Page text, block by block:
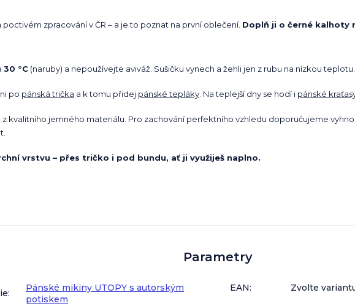
poctivém zpracování v ČR – a je to poznat na první oblečení. Doplň ji o černé kalhoty
30 °C (naruby) a nepoužívejte aviváž. Sušičku vynech a žehli jen z rubu na nízkou teplotu.
po pánská trička a k tomu přidej pánské tepláky . Na teplejší dny se hodí i pánské
z kvalitního jemného materiálu. Pro zachování perfektního vzhledu doporučujeme
vrstvu – přes tričko i pod bundu, ať ji využiješ naplno.
Parametry
:
Pánské mikiny UTOPY s autorským
potiskem
EAN: Zvolte